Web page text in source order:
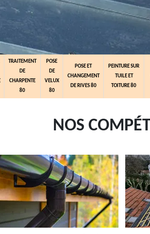
TRAITEMENT
DE
CHARPENTE
80
POSE
DE
VELUX
80
POSE ET
CHANGEMENT
DE RIVES 80
PEINTURE SUR
TUILE ET
TOITURE 80
NOS